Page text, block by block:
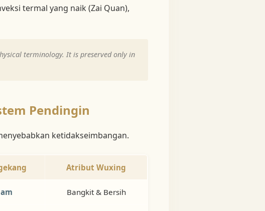
termal yang naik (Zai Quan),
terminology. It is preserved only in
Pendingin
ketidakseimbangan.
Atribut Wuxing
Bangkit & Bersih